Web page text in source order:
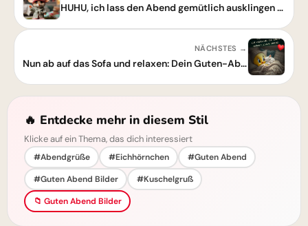
HUHU, ich lass den Abend gemütlich ausklingen – Dein Guten-Abend-Grußbild
NÄCHSTES →
Nun ab auf das Sofa und relaxen: Dein Guten-Abend-Grußbild zum Teilen
🔥 Entdecke mehr in diesem Stil
Klicke auf ein Thema, das dich interessiert
#Abendgrüße #Eichhörnchen
#Guten Abend
#Guten Abend Bilder
#Kuschelgruß
📁 Guten Abend Bilder